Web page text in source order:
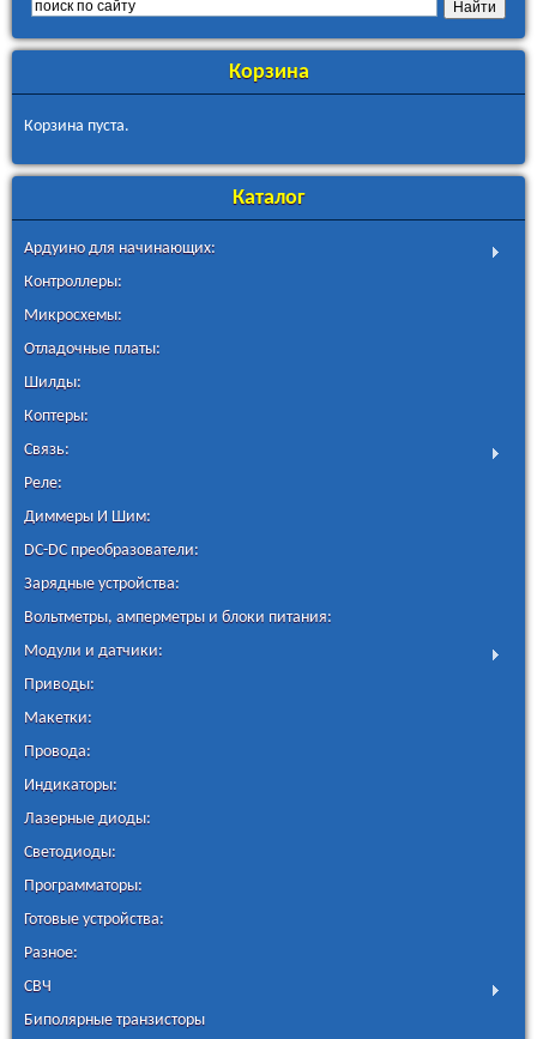
Корзина
Корзина пуста.
Каталог
Ардуино для начинающих:
Контроллеры:
Микросхемы:
Отладочные платы:
Шилды:
Коптеры:
Связь:
Реле:
Диммеры И Шим:
DC-DC преобразователи:
Зарядные устройства:
Вольтметры, амперметры и блоки питания:
Модули и датчики:
Приводы:
Макетки:
Провода:
Индикаторы:
Лазерные диоды:
Светодиоды:
Программаторы:
Готовые устройства:
Разное:
СВЧ
Биполярные транзисторы